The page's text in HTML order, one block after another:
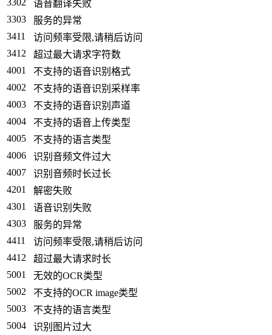
语音翻译失败
3303
服务的异常
3411
访问频率受限,请稍后访问
3412
超过最大请求字符数
4001
不支持的语音识别格式
4002
不支持的语音识别采样率
4003
不支持的语音识别声道
4004
不支持的语音上传类型
4005
不支持的语言类型
4006
识别音频文件过大
4007
识别音频时长过长
4201
解密失败
4301
语音识别失败
4303
服务的异常
4411
访问频率受限,请稍后访问
4412
超过最大请求时长
5001
无效的OCR类型
5002
不支持的OCR image类型
5003
不支持的语言类型
5004
识别图片过大